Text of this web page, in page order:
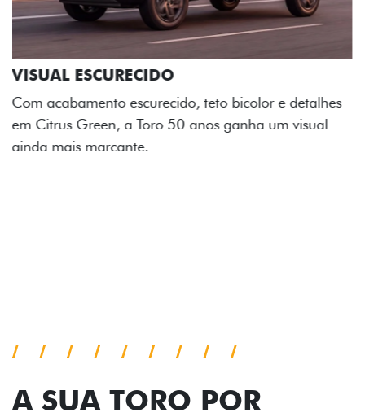
ADESIVOS ESTILIZADOS
Os adesivos aplicados no capô e nas laterais
reforçam a identidade única dessa edição para lá de
comemorativa.
TODOS OS ÂNGULOS